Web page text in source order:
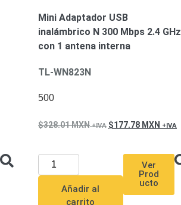
Mini Adaptador USB
inalámbrico N 300 Mbps 2.4 GHz
con 1 antena interna
TL-WN823N
500
328.01MXN 177.78 MXN
Añadir al
carrito
Ver
Prod
ucto